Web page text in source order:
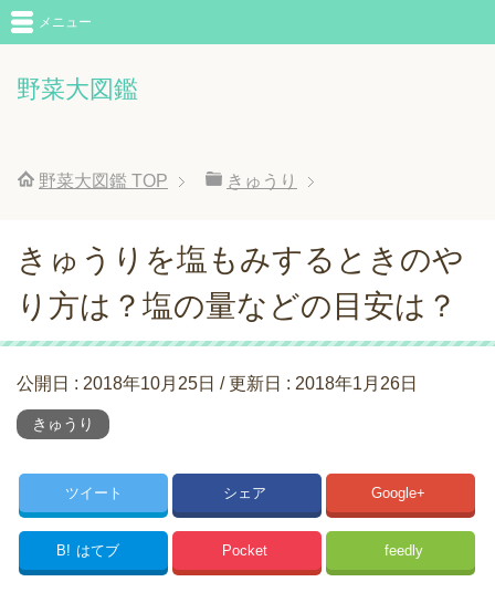
野菜大図鑑
メニュー
野菜大図鑑 TOP きゅうり
きゅうりを塩もみするときのや
り方は？塩の量などの目安は？
公開日 : 2018年10月25日 / 更新日 : 2018年1月26日
きゅうり
ツイート シェア Google+
B! はてブ Pocket feedly